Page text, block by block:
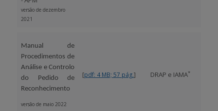
versão de dezembro
2021
Manual de
Procedimentos de
Análise e Controlo
do Pedido de
Reconhecimento
versão de maio 2022
[pdf: 4 MB; 57 pág.] DRAP e IAMA*